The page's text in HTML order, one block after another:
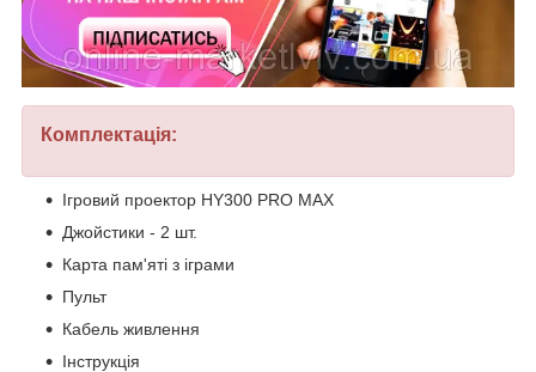
Комплектація:
Ігровий проектор HY300 PRO MAX
Джойстики - 2 шт.
Карта пам'яті з іграми
Пульт
Кабель живлення
Інструкція